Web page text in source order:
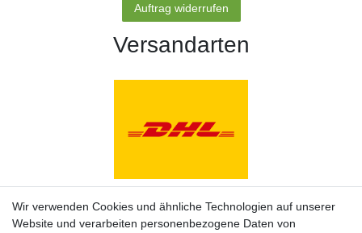
Auftrag widerrufen
Versandarten
Zahlungsarten
Wir verwenden Cookies und ähnliche Technologien auf unserer
Website und verarbeiten personenbezogene Daten von